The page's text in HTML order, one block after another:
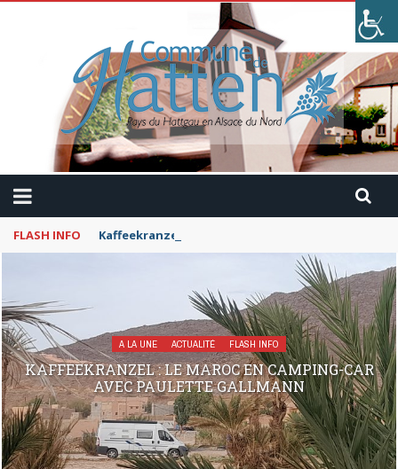
FLASH INFO Kaffeekranzel : Le Maroc en camping-car avec
A LA UNE ACTUALITÉ FLASH INFO
KAFFEEKRANZEL : LE MAROC EN CAMPING-CAR
AVEC PAULETTE GALLMANN